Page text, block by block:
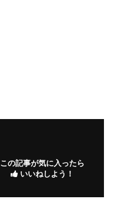
この記事が気に入ったら
いいねしよう！